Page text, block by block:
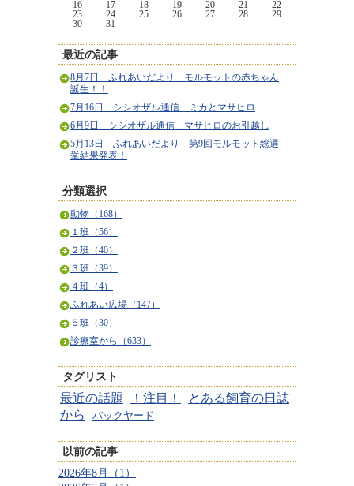
16
17 18 19 20 21
22
23
24 25 26 27 28
29
30
31
最近の記事
8月7日 ふれあいだより モルモットの赤ちゃん
誕生！！
7月16日 シシオザル通信 ミカとマサヒロ
6月9日 シシオザル通信 マサヒロのお引越し
5月13日 ふれあいだより 第9回モルモット総選
挙結果発表！
分類選択
動物（168）
１班（56）
２班（40）
３班（39）
４班（4）
ふれあい広場（147）
５班（30）
診療室から（633）
タグリスト
最近の話題 ！注目！
とある飼育の日誌
から
バックヤード
以前の記事
2026年8月（1）